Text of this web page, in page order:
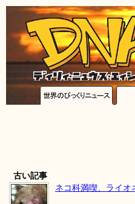
古い記事
ネコ科満喫、ライオ